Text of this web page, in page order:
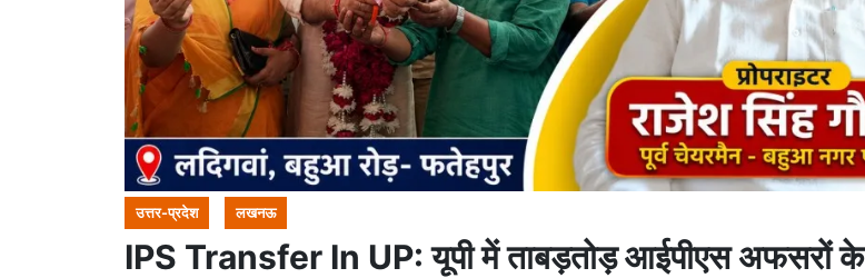
उत्तर-प्रदेश लखनऊ
IPS Transfer In UP: यूपी में ताबड़तोड़ आईपीएस अफसरों के